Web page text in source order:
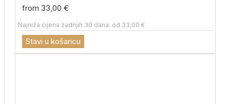
from 33,00 €
Najniža cijena zadnjih 30 dana: od 33,00 €
Stavi u košaricu